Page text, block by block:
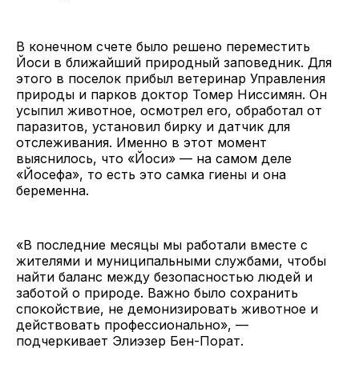
В конечном счете было решено переместить
Йоси в ближайший природный заповедник. Для
этого в поселок прибыл ветеринар Управления
природы и парков доктор Томер Нисcимян. Он
усыпил животное, осмотрел его, обработал от
паразитов, установил бирку и датчик для
отслеживания. Именно в этот момент
выяснилось, что «Йоси» — на самом деле
«Йосефа», то есть это самка гиены и она
беременна.
«В последние месяцы мы работали вместе с
жителями и муниципальными службами, чтобы
найти баланс между безопасностью людей и
заботой о природе. Важно было сохранить
спокойствие, не демонизировать животное и
действовать профессионально», —
подчеркивает Элиэзер Бен-Порат.